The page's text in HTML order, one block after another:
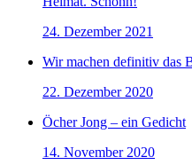
24. Dezember 2021
Wir machen definitiv das
22. Dezember 2020
Öcher Jong – ein Gedicht
14. November 2020